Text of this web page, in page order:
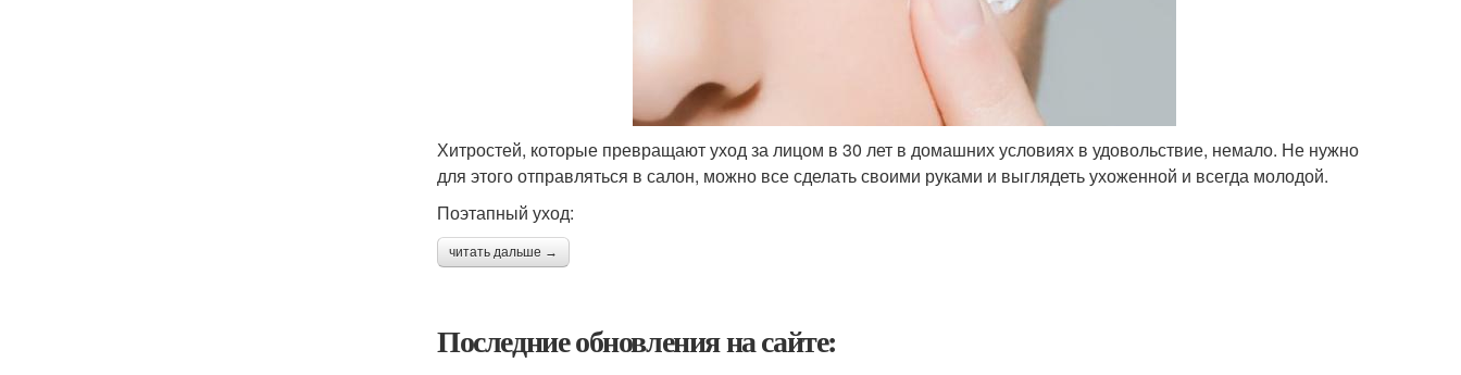
Хитростей, которые превращают уход за лицом в 30 лет в домашних условиях в удовольствие, немало. Не нужно
для этого отправляться в салон, можно все сделать своими руками и выглядеть ухоженной и всегда молодой.
Поэтапный уход:
читать дальше →
Последние обновления на сайте: